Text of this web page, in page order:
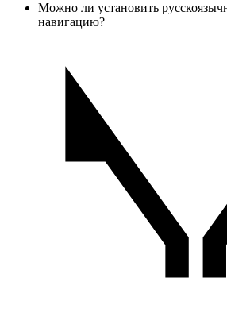
Можно ли установить
навигацию?